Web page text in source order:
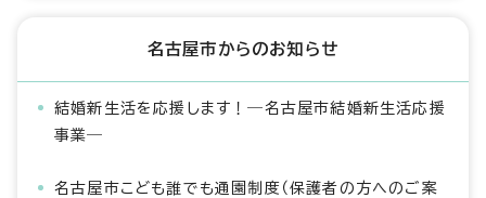
名古屋市からのお知らせ
結婚新生活を応援します！―名古屋市結婚新生活応援
事業―
名古屋市こども誰でも通園制度（保護者の方へのご案